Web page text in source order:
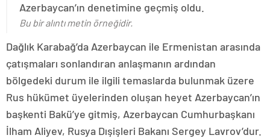
Azerbaycan’ın denetimine geçmiş oldu.
Bu bir alıntı metin örneğidir.
Dağlık Karabağ’da Azerbaycan ile Ermenistan arasında
çatışmaları sonlandıran anlaşmanın ardından
bölgedeki durum ile ilgili temaslarda bulunmak üzere
Rus hükümet üyelerinden oluşan heyet Azerbaycan’ın
başkenti Bakü’ye gitmiş, Azerbaycan Cumhurbaşkanı
İlham Aliyev, Rusya Dışişleri Bakanı Sergey Lavrov’dur.